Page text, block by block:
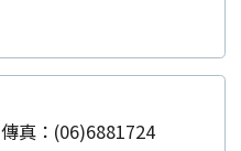
傳真：(06)6881724